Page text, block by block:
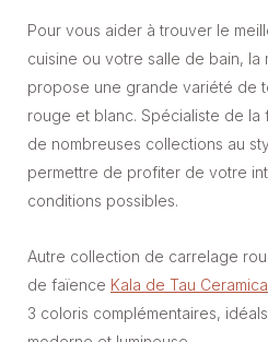
Pour vous aider à trouver le
cuisine ou votre salle de bain, la
propose une grande variété de
rouge et blanc. Spécialiste de la
de nombreuses collections au
permettre de profiter de votre
conditions possibles.
Autre collection de carrelage
de faïence Kala de Tau Ceramica
3 coloris complémentaires,